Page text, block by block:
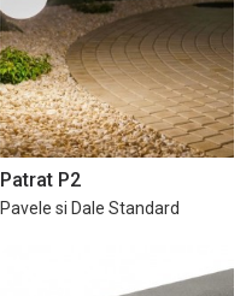
Patrat P2
Pavele si Dale Standard